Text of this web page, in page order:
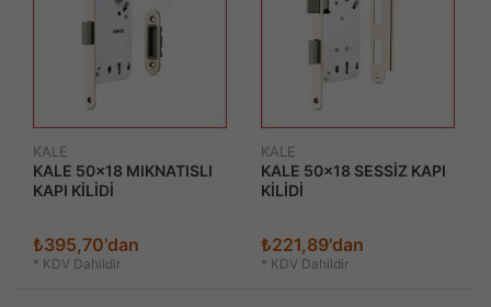
KALE
KALE 50x18 MIKNATISLI
KAPI KİLİDİ
₺395,70'dan
* KDV Dahildir
KALE
KALE 50x18 SESSİZ KAPI
KİLİDİ
₺221,89'dan
* KDV Dahildir